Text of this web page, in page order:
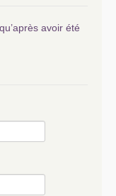
avoir été